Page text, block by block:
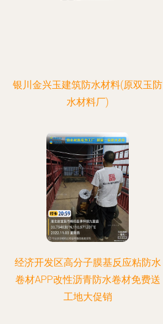
银川金兴玉建筑防水材料(原双玉防
水材料厂)
经济开发区高分子膜基反应粘防水
卷材APP改性沥青防水卷材免费送
工地大促销